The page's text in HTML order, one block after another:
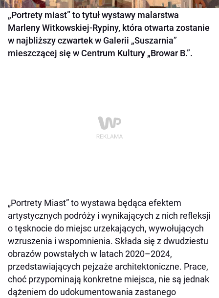
„Portrety miast” to tytuł wystawy malarstwa
Marleny Witkowskiej-Rypiny, która otwarta zostanie
w najbliższy czwartek w Galerii „Suszarnia”
mieszczącej się w Centrum Kultury „Browar B.”.
„Portrety Miast” to wystawa będąca efektem
artystycznych podróży i wynikających z nich refleksji
o tęsknocie do miejsc urzekających, wywołujących
wzruszenia i wspomnienia. Składa się z dwudziestu
obrazów powstałych w latach 2020–2024,
przedstawiających pejzaże architektoniczne. Prace,
choć przypominają konkretne miejsca, nie są jednak
dążeniem do udokumentowania zastanego